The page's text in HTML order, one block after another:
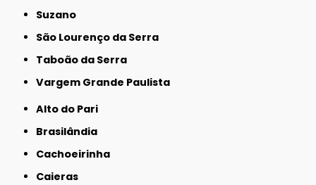
Suzano
São Lourenço da Serra
Taboão da Serra
Vargem Grande Paulista
Alto do Pari
Brasilândia
Cachoeirinha
Caieras